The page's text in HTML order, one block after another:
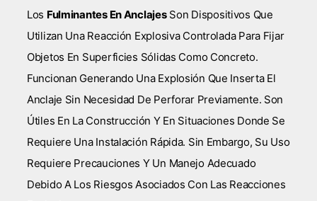
Los Fulminantes En AnclajesSon Dispositivos Que
Utilizan Una Reacción Explosiva Controlada Para Fijar
Objetos En Superficies Sólidas Como Concreto.
Funcionan Generando Una Explosión Que Inserta El
Anclaje Sin Necesidad De Perforar Previamente. Son
Útiles En La Construcción Y En Situaciones Donde Se
Requiere Una Instalación Rápida. Sin Embargo, Su Uso
Requiere Precauciones Y Un Manejo Adecuado
Debido A Los Riesgos Asociados Con Las Reacciones